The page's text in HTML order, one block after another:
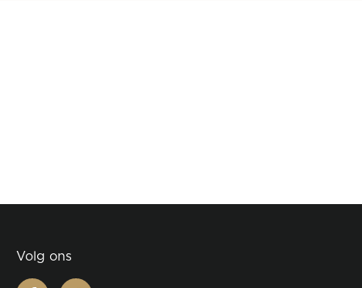
Volg ons